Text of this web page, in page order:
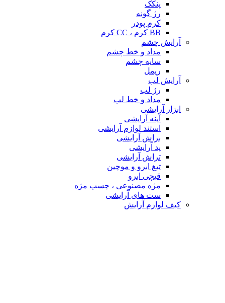
پنکک
رژ گونه
کرم پودر
BB کرم ، CC کرم
آرایش چشم
مداد و خط چشم
سایه چشم
ریمل
آرایش لب
رژ لب
مداد و خط لب
ابزار آرایشی
آینه آرایشی
استند لوازم آرایشی
براش آرایشی
پد آرایشی
تراش آرایشی
تیغ ابرو و موچین
قیچی ابرو
مژه مصنوعی ، چسب مژه
ست های آرایشی
کیف لوازم آرایش